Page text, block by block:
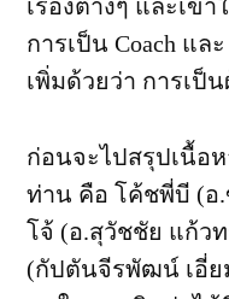
เรื่องต่างๆ และเข้
การเป็น Coach แล
เพิ่มด้วยว่า การเป็
ก่อนจะไปสรุปเนื้อ
ท่าน คือ โค้ชพี่บี (
โจ้ (อ.สุวัชชัย แก้ว
(กัปตันจีรพัฒน์ เอี่ย